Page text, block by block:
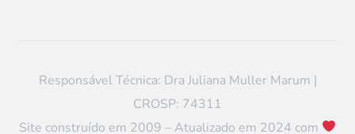
Responsável Técnica: Dra Juliana Muller Marum |
CROSP: 74311
Site construído em 2009 – Atualizado em 2024 com